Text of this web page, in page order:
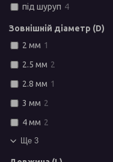
під шуруп 4
Зовнішній діаметр (D)
2 мм 1
2.5 мм 2
2.8 мм 1
3 мм 2
4 мм 2
Ще 3